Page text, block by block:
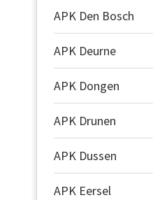
APK Den Bosch
APK Deurne
APK Dongen
APK Drunen
APK Dussen
APK Eersel